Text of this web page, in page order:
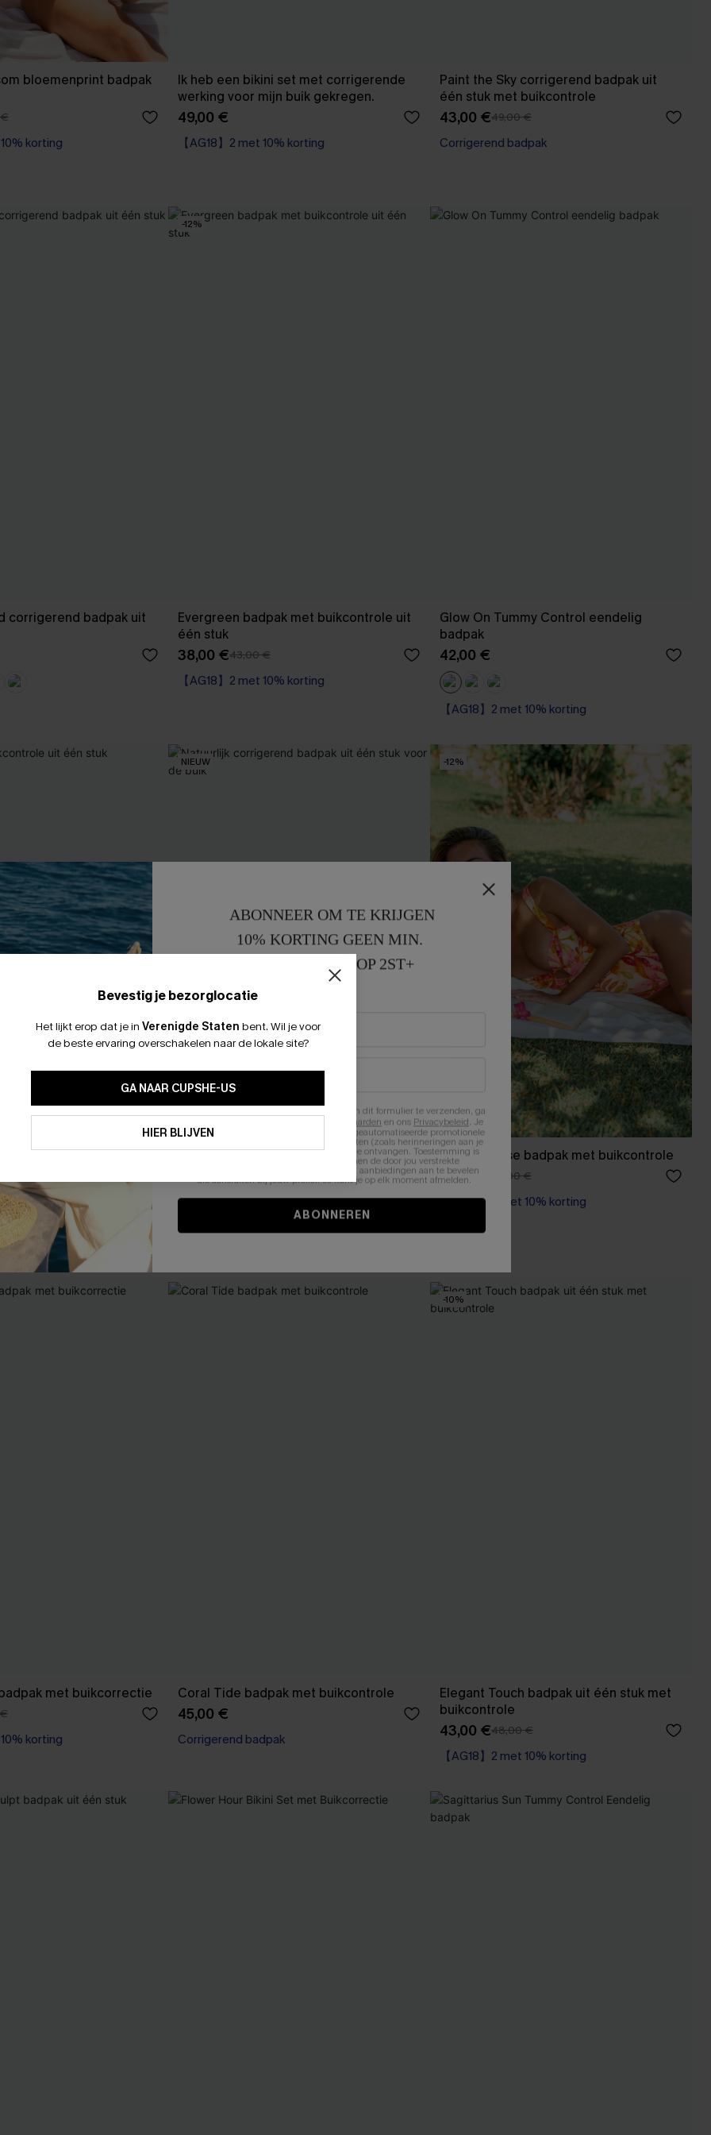
bloemenprint badpak
korting
Ik heb een bikini set met corrigerende
werking voor mijn buik gekregen.
49,00 €
【AG18】2 met 10% korting
High Waist
Paint the Sky corrigerend badpak uit
één stuk met buikcontrole
43,00 €49,00 €
Corrigerend badpak
corrigerend badpak uit
-12%
Evergreen badpak met buikcontrole uit
één stuk
38,00 €43,00 €
【AG18】2 met 10% korting
Corrigerend badpak
Glow On Tummy Control eendelig
badpak
42,00 €
【AG18】2 met 10% korting
Op voorraad
uit één stuk
NIEUW
Natuurlijk corrigerend badpak uit één
46,00 €
【AG18】2 met 10% korting
-12%
Peach Please badpak met buikcontrole
43,00 € 49,00 €
【AG18】2 met 10% korting
Corrigerend badpak
met buikcorrectie
korting
Coral Tide badpak met buikcontrole
45,00 €
Corrigerend badpak
-10%
Elegant Touch badpak uit één stuk met
buikcontrole
43,00 €48,00 €
【AG18】2 met 10% korting
Corrigerend badpak
Bevestig je bezorglocatie
Het lijkt erop dat je in Verenigde Staten bent. Wil je voor
de beste ervaring overschakelen naar de lokale site?
GA NAAR CUPSHE-US
HIER BLIJVEN
ABONNEER OM TE KRIJGEN
10% KORTING GEEN MIN.
15% KORTING OP 2ST+
Door je contactgegevens in te vullen en dit formulier te verzenden, ga
Algemene Voorwaarden en ons Privacybeleid. Je
stemt er tevens mee in om herhaalde geautomatiseerde promotionele
en gepersonaliseerde marketingberichten (zoals herinneringen aan je
winkelwagen) en e-mails van Cupshe te ontvangen. Toestemming is
niet vereist voor een aankoop. We kunnen de door jou verstrekte
informatie gebruiken om producten en aanbiedingen aan te bevelen
die aansluiten bij jouw profiel. Je kunt je op elk moment afmelden.
ABONNEREN